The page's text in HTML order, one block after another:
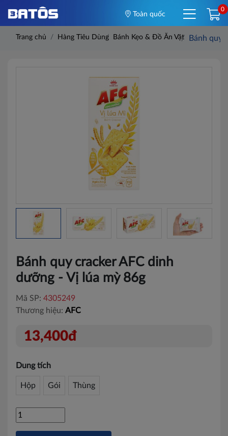
Toàn quốc
0
Trang chủ Hàng Tiêu Dùng Bánh Kẹo & Đồ Ăn Vặt Bánh quy
Bánh quy cracker AFC dinh
dưỡng - Vị lúa mỳ 86g
Mã SP: 4305249
Thương hiệu: AFC
13,400đ
Dung tích
Hộp Gói Thùng